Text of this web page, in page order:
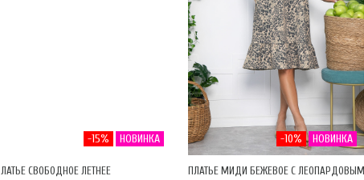
-15% НОВИНКА
СВОБОДНОЕ ЛЕТНЕЕ
-10% НОВИНКА
ПЛАТЬЕ МИДИ БЕЖЕВОЕ С ЛЕОПАРДОВЫМ